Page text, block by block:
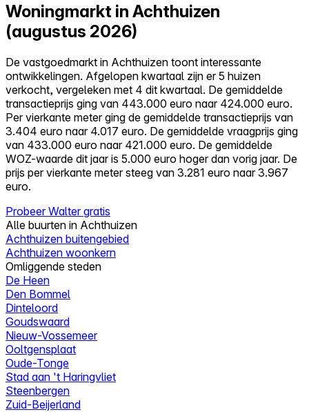
Alles-in-één
Reviews
Prijzen
Log in
Probeer Walter gratis
Woningmarkt in Achthuizen
(augustus 2026)
De vastgoedmarkt in Achthuizen toont interessante
ontwikkelingen. Afgelopen kwartaal zijn er 5 huizen
verkocht, vergeleken met 4 dit kwartaal. De gemiddelde
transactieprijs ging van 443.000 euro naar 424.000 euro.
Per vierkante meter ging de gemiddelde transactieprijs van
3.404 euro naar 4.017 euro. De gemiddelde vraagprijs ging
van 433.000 euro naar 421.000 euro. De gemiddelde
WOZ-waarde dit jaar is 5.000 euro hoger dan vorig jaar. De
prijs per vierkante meter steeg van 3.281 euro naar 3.967
euro.
Probeer Walter gratis
Alle buurten in Achthuizen
Achthuizen buitengebied
Achthuizen woonkern
Omliggende steden
De Heen
Den Bommel
Dinteloord
Goudswaard
Nieuw-Vossemeer
Ooltgensplaat
Oude-Tonge
Stad aan 't Haringvliet
Steenbergen
Zuid-Beijerland